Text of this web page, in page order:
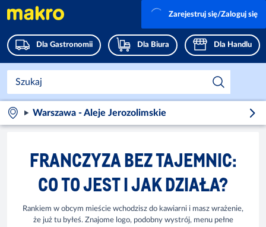
Dla Gastronomii Dla Biura Dla Handlu
Zarejestruj się/Zaloguj się
Warszawa - Aleje Jerozolimskie
FRANCZYZA BEZ TAJEMNIC:
CO TO JEST I JAK DZIAŁA?
Rankiem w obcym mieście wchodzisz do kawiarni i masz wrażenie,
że już tu byłeś. Znajome logo, podobny wystrój, menu pełne